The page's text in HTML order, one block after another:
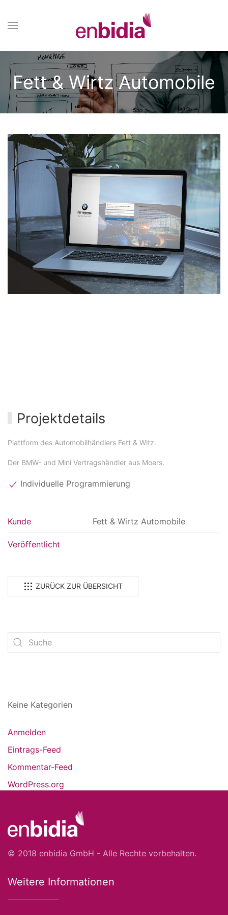
Fett & Wirtz Automobile
Projektdetails
Plattform des Automobilhändlers Fett & Witz.
Der BMW- und Mini Vertragshändler aus Moers.
Individuelle Programmierung
Kunde Fett & Wirtz Automobile
Veröffentlicht
ZURÜCK ZUR ÜBERSICHT
Keine Kategorien
Anmelden
Eintrags-Feed
Kommentar-Feed
WordPress.org
© 2018 enbidia GmbH - Alle Rechte vorbehalten.
Weitere Informationen